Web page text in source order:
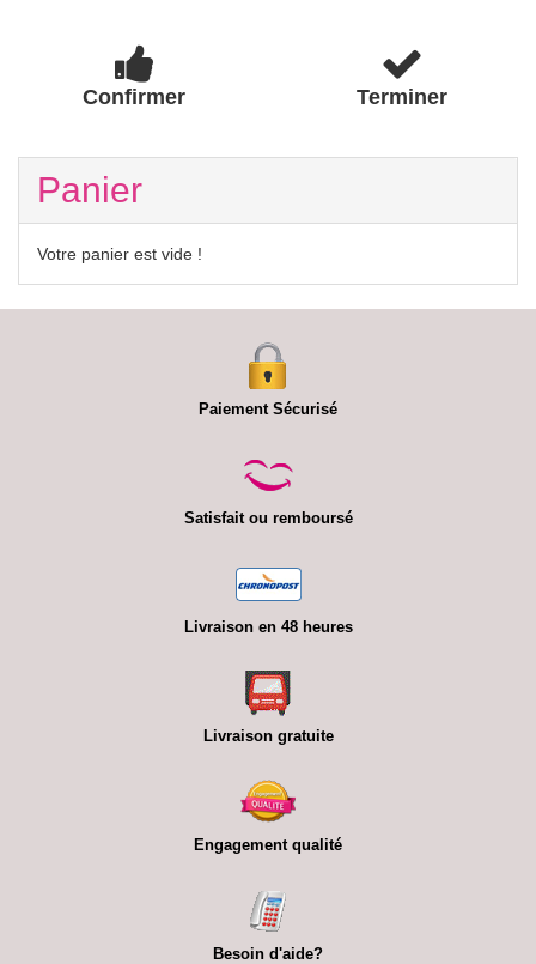
Confirmer Terminer
Panier
Votre panier est vide !
Paiement Sécurisé
Satisfait ou remboursé
Livraison en 48 heures
Livraison gratuite
Engagement qualité
Besoin d'aide?